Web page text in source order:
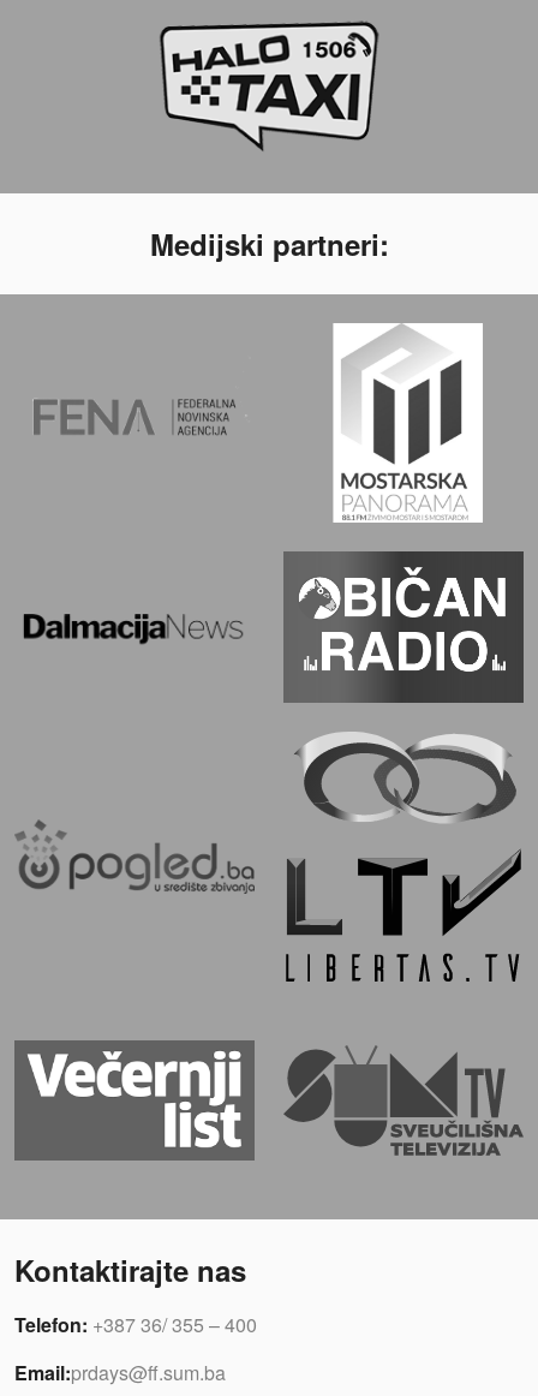
Medijski partneri:
Kontaktirajte nas
Telefon: +387 36/ 355 – 400
Email:prdays@ff.sum.ba